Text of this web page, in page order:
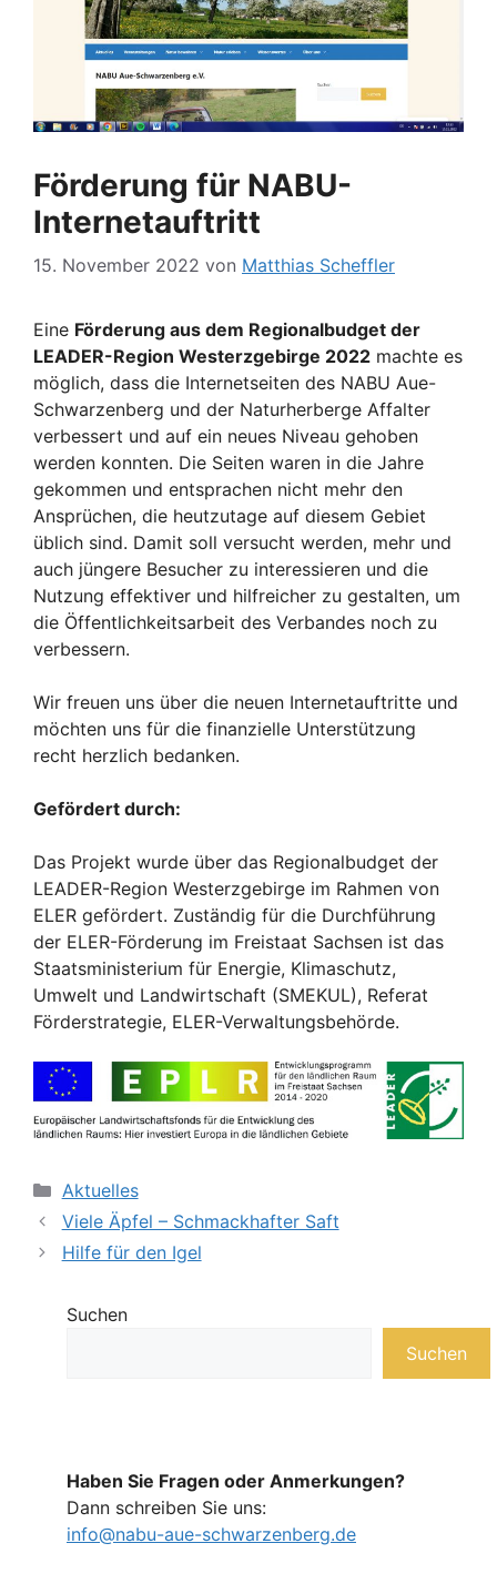
Förderung für NABU-
Internetauftritt
15. November 2022 von Matthias Scheffler
Eine Förderung aus dem Regionalbudget der
LEADER-Region Westerzgebirge 2022 machte es
möglich, dass die Internetseiten des NABU Aue-
Schwarzenberg und der Naturherberge Affalter
verbessert und auf ein neues Niveau gehoben
werden konnten. Die Seiten waren in die Jahre
gekommen und entsprachen nicht mehr den
Ansprüchen, die heutzutage auf diesem Gebiet
üblich sind. Damit soll versucht werden, mehr und
auch jüngere Besucher zu interessieren und die
Nutzung effektiver und hilfreicher zu gestalten, um
die Öffentlichkeitsarbeit des Verbandes noch zu
verbessern.
Wir freuen uns über die neuen Internetauftritte und
möchten uns für die finanzielle Unterstützung
recht herzlich bedanken.
Gefördert durch:
Das Projekt wurde über das Regionalbudget der
LEADER-Region Westerzgebirge im Rahmen von
ELER gefördert. Zuständig für die Durchführung
der ELER-Förderung im Freistaat Sachsen ist das
Staatsministerium für Energie, Klimaschutz,
Umwelt und Landwirtschaft (SMEKUL), Referat
Förderstrategie, ELER-Verwaltungsbehörde.
Kategorien
Aktuelles
Viele Äpfel – Schmackhafter Saft
Hilfe für den Igel
Suchen
Suchen
Haben Sie Fragen oder Anmerkungen?
Dann schreiben Sie uns:
info@nabu-aue-schwarzenberg.de